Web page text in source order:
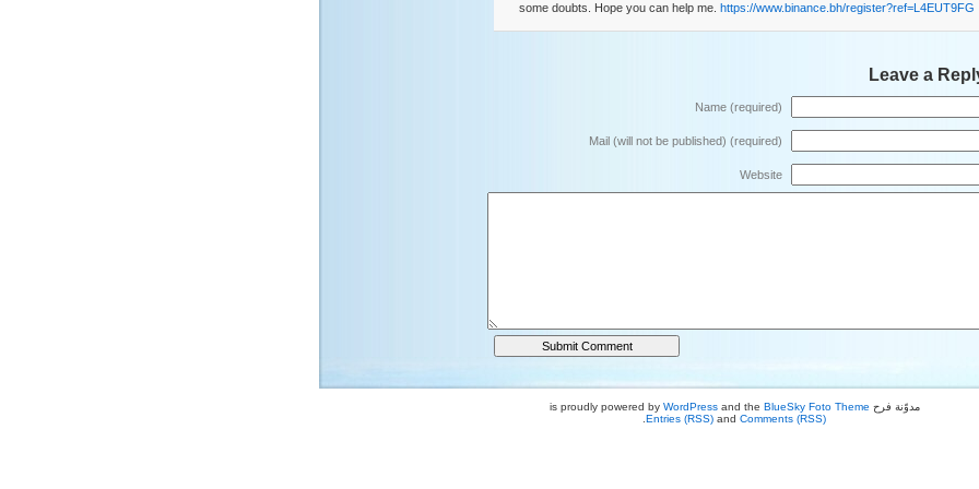
some doubts. Hope you can help me. https://www.binance.bh/register?ref=L4EUT9FG
Leave a
Name (required)
Mail (will not be published) (required)
Website
مدوّنة فرح is proudly powered by WordPressand the BlueSky Foto Theme
Entries (RSS) and Comments (RSS)